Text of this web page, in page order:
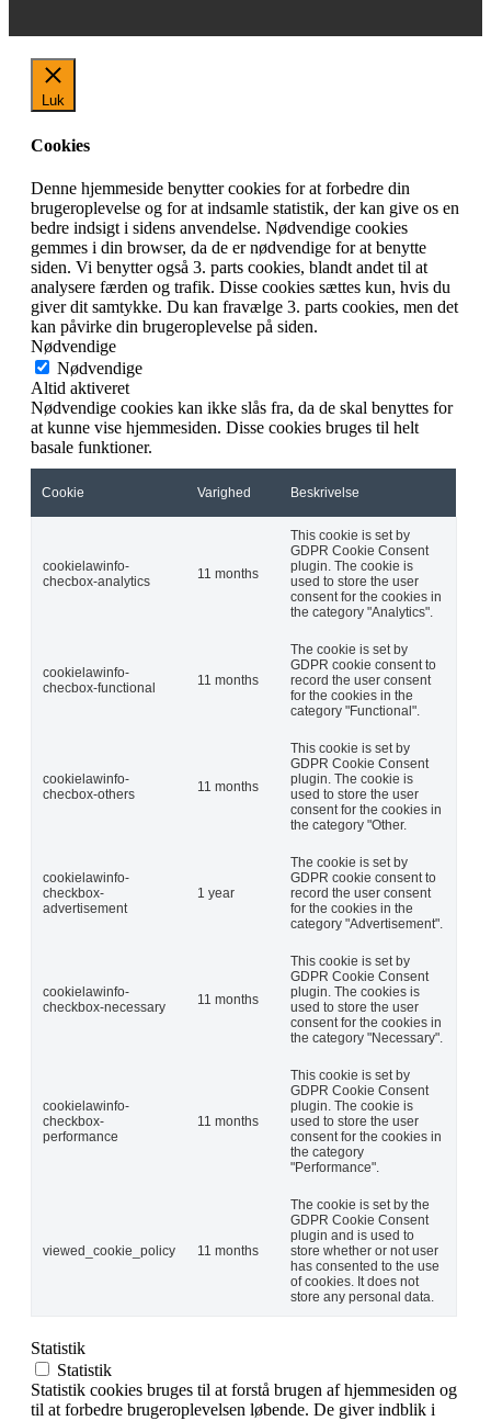
Luk
Cookies
Denne hjemmeside benytter cookies for at forbedre din
brugeroplevelse og for at indsamle statistik, der kan give os en
bedre indsigt i sidens anvendelse. Nødvendige cookies
gemmes i din browser, da de er nødvendige for at benytte
siden. Vi benytter også 3. parts cookies, blandt andet til at
analysere færden og trafik. Disse cookies sættes kun, hvis du
giver dit samtykke. Du kan fravælge 3. parts cookies, men det
kan påvirke din brugeroplevelse på siden.
Nødvendige
Nødvendige
Altid aktiveret
Nødvendige cookies kan ikke slås fra, da de skal benyttes for
at kunne vise hjemmesiden. Disse cookies bruges til helt
basale funktioner.
Cookie Varighed Beskrivelse
cookielawinfo-
checbox-analytics
11 months
This cookie is set by
GDPR Cookie Consent
plugin. The cookie is
used to store the user
consent for the cookies in
the category "Analytics".
cookielawinfo-
checbox-functional
11 months
The cookie is set by
GDPR cookie consent to
record the user consent
for the cookies in the
category "Functional".
cookielawinfo-
checbox-others
11 months
This cookie is set by
GDPR Cookie Consent
plugin. The cookie is
used to store the user
consent for the cookies in
the category "Other.
cookielawinfo-
checkbox-
advertisement
1 year
The cookie is set by
GDPR cookie consent to
record the user consent
for the cookies in the
category "Advertisement".
cookielawinfo-
checkbox-necessary
11 months
This cookie is set by
GDPR Cookie Consent
plugin. The cookies is
used to store the user
consent for the cookies in
the category "Necessary".
cookielawinfo-
checkbox-
performance
11 months
This cookie is set by
GDPR Cookie Consent
plugin. The cookie is
used to store the user
consent for the cookies in
the category
"Performance".
viewed_cookie_policy 11 months
The cookie is set by the
GDPR Cookie Consent
plugin and is used to
store whether or not user
has consented to the use
of cookies. It does not
store any personal data.
Statistik
Statistik
Statistik cookies bruges til at forstå brugen af hjemmesiden og
til at forbedre brugeroplevelsen løbende. De giver indblik i